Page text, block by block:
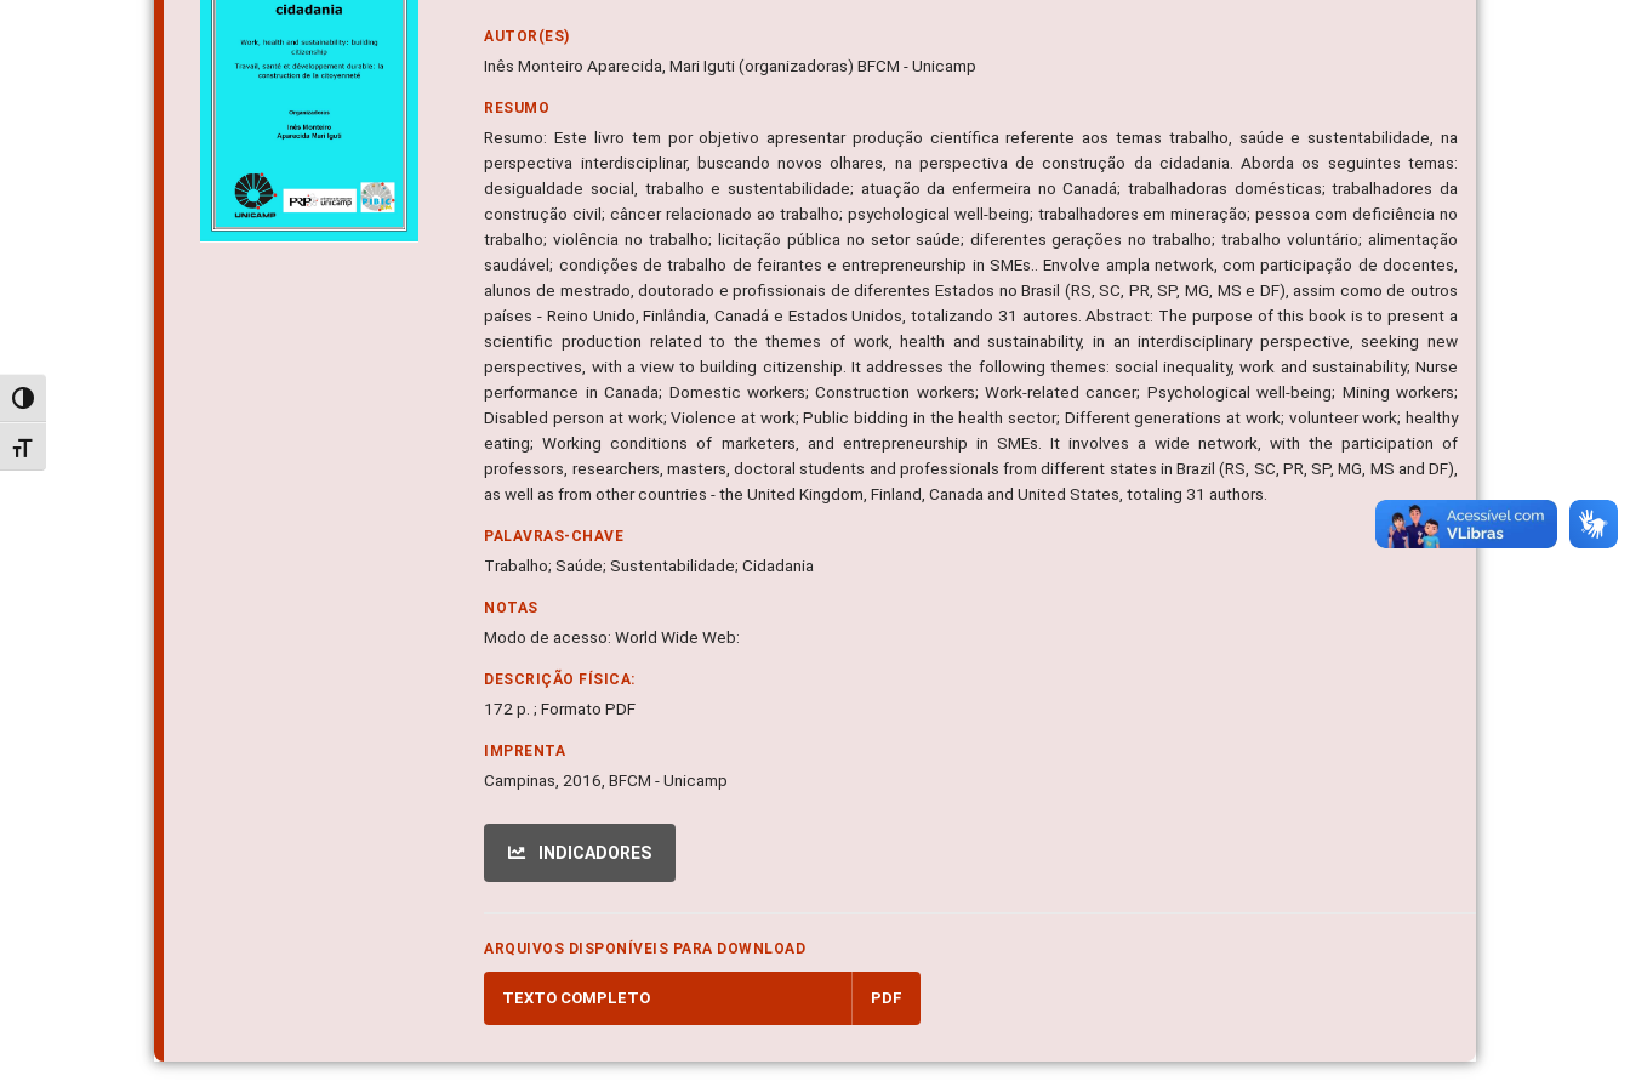
Alternar alto contraste
Alternar tamanho da fonte
AUTOR(ES)
Inês Monteiro Aparecida, Mari Iguti (organizadoras) BFCM - Unicamp
RESUMO
Resumo: Este livro tem por objetivo apresentar produção científica referente aos temas trabalho, saúde e sustentabilidade, na
perspectiva interdisciplinar, buscando novos olhares, na perspectiva de construção da cidadania. Aborda os seguintes temas:
desigualdade social, trabalho e sustentabilidade; atuação da enfermeira no Canadá; trabalhadoras domésticas; trabalhadores da
construção civil; câncer relacionado ao trabalho; psychological well-being; trabalhadores em mineração; pessoa com deficiência no
trabalho; violência no trabalho; licitação pública no setor saúde; diferentes gerações no trabalho; trabalho voluntário; alimentação
saudável; condições de trabalho de feirantes e entrepreneurship in SMEs.. Envolve ampla network, com participação de docentes,
alunos de mestrado, doutorado e profissionais de diferentes Estados no Brasil (RS, SC, PR, SP, MG, MS e DF), assim como de outros
países - Reino Unido, Finlândia, Canadá e Estados Unidos, totalizando 31 autores. Abstract: The purpose of this book is to present a
scientific production related to the themes of work, health and sustainability, in an interdisciplinary perspective, seeking new
perspectives, with a view to building citizenship. It addresses the following themes: social inequality, work and sustainability; Nurse
performance in Canada; Domestic workers; Construction workers; Work-related cancer; Psychological well-being; Mining workers;
Disabled person at work; Violence at work; Public bidding in the health sector; Different generations at work; volunteer work; healthy
eating; Working conditions of marketers, and entrepreneurship in SMEs. It involves a wide network, with the participation of
professors, researchers, masters, doctoral students and professionals from different states in Brazil (RS, SC, PR, SP, MG, MS and DF),
as well as from other countries - the United Kingdom, Finland, Canada and United States, totaling 31 authors.
PALAVRAS-CHAVE
Trabalho; Saúde; Sustentabilidade; Cidadania
NOTAS
Modo de acesso: World Wide Web:
DESCRIÇÃO FÍSICA:
172 p. ; Formato PDF
IMPRENTA
Campinas, 2016, BFCM - Unicamp
INDICADORES
ARQUIVOS DISPONÍVEIS PARA DOWNLOAD
TEXTO COMPLETO PDF